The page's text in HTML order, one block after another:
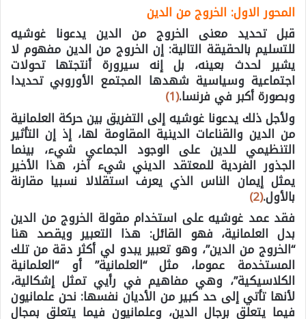
المحور الاول: الخروج من الدين
قبل تحديد معنى الخروج من الدين يدعونا غوشيه
للتسليم بالحقيقة التالية: إن الخروج من الدين مفهوم لا
يشير لحدث بعينه، بل إنه سيرورة أنتجتها تحولات
اجتماعية وسياسية شهدها المجتمع الأوروبي تحديدا
وبصورة أكبر في فرنسا.(1)
ولأجل ذلك يدعونا غوشيه إلى التفريق بين حركة العلمانية
من الدين والقناعات الدينية المقاومة لها، إذ إن التأثير
التنظيمي للدين على الوجود الجماعي شيء، بينما
الجذور الفردية للمعتقد الديني شيء آخر، هذا الأخير
يمثل إيمان الناس الذي يعرف استقلالا نسبيا مقارنة
بالأول.(2)
فقد عمد غوشيه على استخدام مقولة الخروج من الدين
بدل العلمانية، فهو القائل: هذا التعبير ويقصد هنا
“الخروج من الدين”، وهو تعبير يبدو لي أكثر دقة من تلك
المستخدمة عموما، مثل “العلمانية” أو “العلمانية
الكلاسيكية”، وهي مفاهيم في رأيي تمثل إشكالية،
لأنها تأتي إلى حد كبير من الأديان نفسها: نحن علمانيون
فيما يتعلق برجال الدين، وعلمانيون فيما يتعلق بمجال